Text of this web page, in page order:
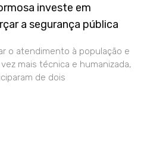
investe em
a segurança pública
o atendimento à população e
mais técnica e humanizada,
de dois